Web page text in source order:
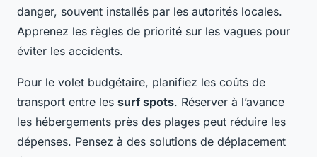
danger, souvent installés par les autorités locales.
Apprenez les règles de priorité sur les vagues pour
éviter les accidents.
Pour le volet budgétaire, planifiez les coûts de
transport entre les surf spots. Réserver à l’avance
les hébergements près des plages peut réduire les
dépenses. Pensez à des solutions de déplacement